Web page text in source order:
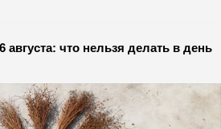
что нельзя делать в день